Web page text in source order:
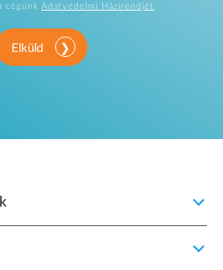
cégünk Adatvédelmi Házirendjét.
Elküld